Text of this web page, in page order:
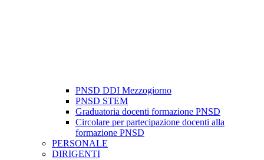
PNSD DDI Mezzogiorno
PNSD STEM
Graduatoria docenti formazione PNSD
Circolare per partecipazione docenti alla
formazione PNSD
PERSONALE
DIRIGENTI